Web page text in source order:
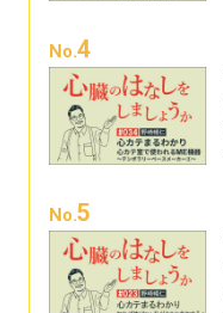
No.4
No.5